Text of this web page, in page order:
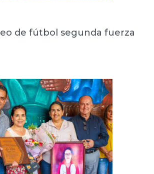
de fútbol segunda fuerza